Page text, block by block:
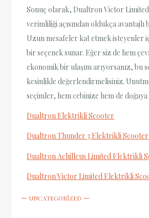
Sonuç olarak, Dualtron Victor
verimliliği açısından oldukça avantajlı
Uzun mesafeler kat etmek isteyenler
bir seçenek sunar. Eğer siz de hem
ekonomik bir ulaşım arıyorsanız, bu
kesinlikle değerlendirmelisiniz.
seçimler, hem cebinize hem de
Dualtron Elektrikli Scooter
Dualtron Thunder 3 Elektrikli Scooter
Dualtron Achilleus Limited Elektrikli
Dualtron Victor Limited Elektrikli
UNCATEGORIZED